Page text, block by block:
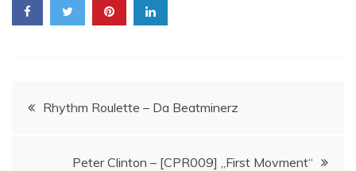
Navigace
Rhythm Roulette – Da Beatminerz
Peter Clinton – [CPR009] „First Movment“